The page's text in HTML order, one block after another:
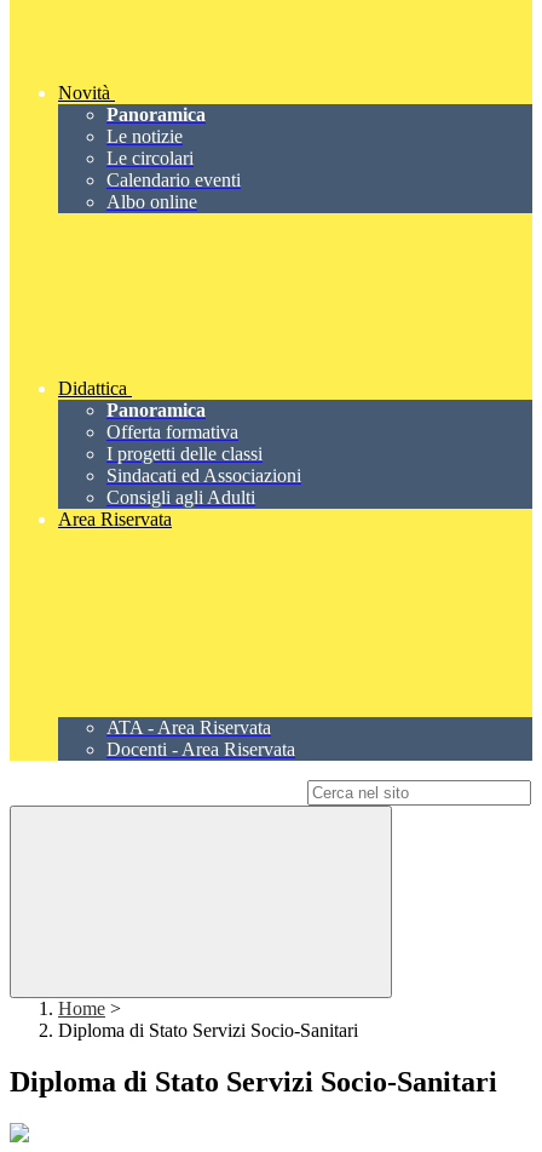
Novità
Panoramica
Le notizie
Le circolari
Calendario eventi
Albo online
Didattica
Panoramica
Offerta formativa
I progetti delle classi
Sindacati ed Associazioni
Consigli agli Adulti
Area Riservata
ATA - Area Riservata
Docenti - Area Riservata
Home >
Diploma di Stato Servizi Socio-Sanitari
Diploma di Stato Servizi Socio-Sanitari